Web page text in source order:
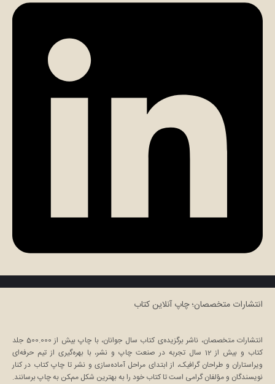
انتشارات متخصصان؛ چاپ آنلاین کتاب
انتشارات متخصصان، ناشر برگزیده‌ی کتاب سال جوانان، با چاپ بیش از 500.000 جلد
کتاب و بیش از 12 سال تجربه در صنعت چاپ و نشر، با بهره‌گیری از تیم حرفه‌ای
ویراستاران و طراحان گرافیک، از ابتدای مراحل آماده‌سازی و نشر تا چاپ کتاب در کنار
نویسندگان و مؤلفان گرامی است تا کتاب خود را به بهترین شکل ممکن به چاپ برسانند.